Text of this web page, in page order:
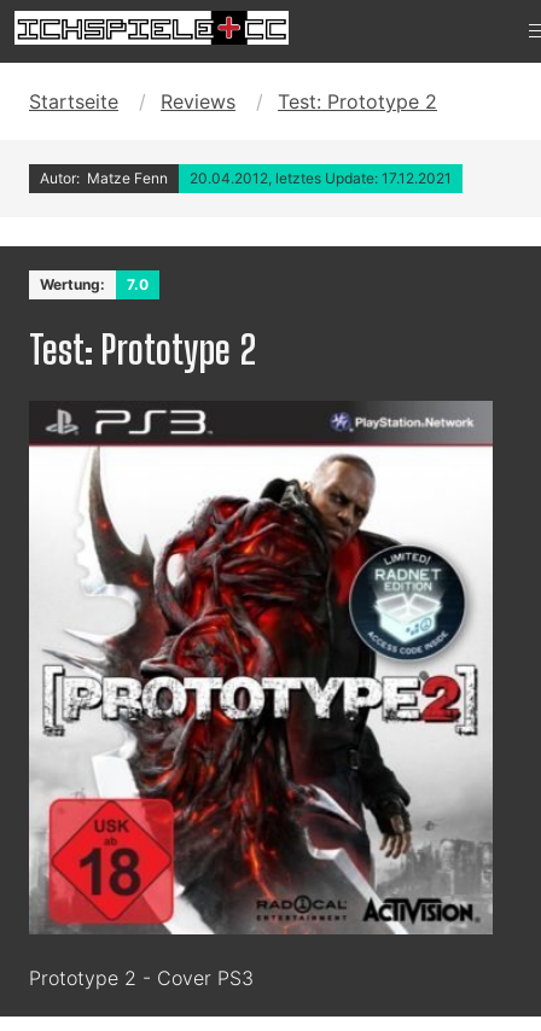
Startseite Reviews Test: Prototype 2
Autor: Matze Fenn 20.04.2012, letztes Update: 17.12.2021
Wertung: 7.0
Test: Prototype 2
Prototype 2 - Cover PS3